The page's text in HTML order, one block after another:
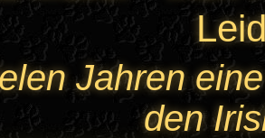
Jahren
den